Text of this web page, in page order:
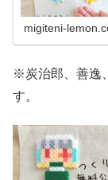
migiteni-
※炭治郎、善逸
す。